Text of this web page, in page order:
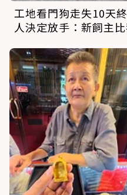
工地看門狗走失10天
人決定放手：新飼主